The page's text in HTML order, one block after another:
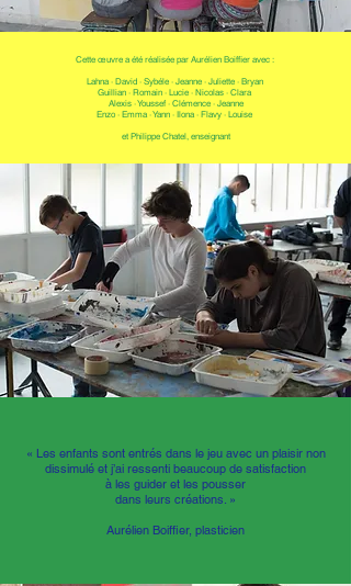
​Cette œuvre a été réalisée par Aurélien Boiffier avec :
Lahna · David · Sybéle · Jeanne · Juliette · Bryan
Guillian · Romain · Lucie · Nicolas · Clara
Alexis · Youssef · Clémence · Jeanne
Enzo · Emma · Yann · Ilona · Flavy · Louise
et Philippe Chatel, enseignant
« Les enfants sont entrés dans le jeu avec un plaisir non
dissimulé et j’ai ressenti beaucoup de satisfaction
à les guider et les pousser
dans leurs créations. »
Aurélien Boiffier, plasticien